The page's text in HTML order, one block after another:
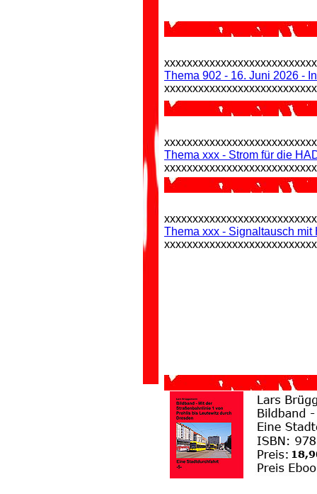
Thema 902 - 16. Juni 2026 -
Thema xxx - Strom für die
Thema xxx - Signaltausch